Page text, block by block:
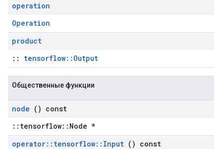
operation
Operation
product
:: tensorflow::Output
Общественные функции
node () const
::tensorflow::Node *
operator:: tensorflow:: Input () const